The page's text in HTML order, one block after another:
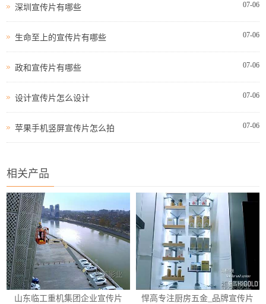
07-06
深圳宣传片有哪些
07-06
生命至上的宣传片有哪些
07-06
政和宣传片有哪些
07-06
设计宣传片怎么设计
07-06
苹果手机竖屏宣传片怎么拍
相关产品
山东临工重机集团企业宣传片 悍高专注厨房五金_品牌宣传片